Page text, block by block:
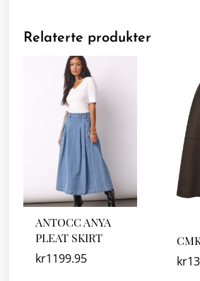
Relaterte produkter
ANTOCC ANYA
PLEAT SKIRT
kr1199.95 kr